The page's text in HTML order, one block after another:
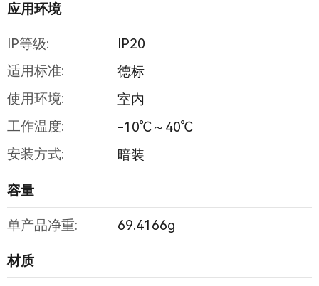
应用环境
IP等级:
IP20
适用标准:
德标
使用环境:
室内
工作温度:
-10℃～40℃
安装方式:
暗装
容量
单产品净重: 69.4166g
材质